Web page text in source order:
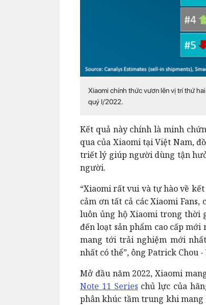
Xiaomi chính thức vươn lên vị trí thứ
quý I/2022.
Kết quả này chính là minh
qua của Xiaomi tại Việt Nam,
triết lý giúp người dùng tận
người.
“Xiaomi rất vui và tự hào về
cảm ơn tất cả các Xiaomi
luôn ủng hộ Xiaomi trong thời
đến loạt sản phẩm cao cấp
mang tới trải nghiệm mới
nhất có thể”, ông Patrick Chou
Mở đầu năm 2022, Xiaomi
Note 11 Series chủ lực của
phân khúc tầm trung khi